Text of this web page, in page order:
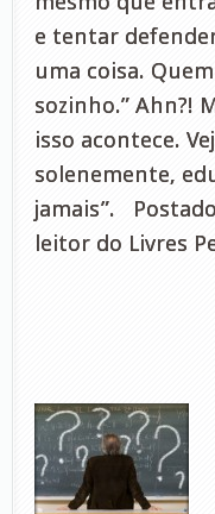
e tentar
uma coisa.
sozinho.” Ahn?!
isso acontece.
solenemente,
jamais”.
leitor do Livres